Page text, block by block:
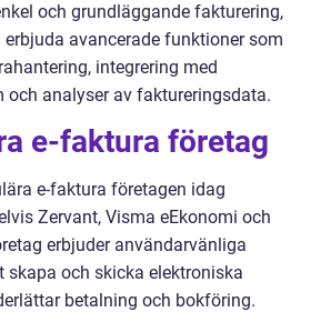
och grundläggande fakturering,
avancerade funktioner som
integrering med
och analyser av faktureringsdata.
e-faktura företag
e-faktura företagen idag
Zervant, Visma eEkonomi och
erbjuder användarvänliga
och skicka elektroniska
betalning och bokföring.